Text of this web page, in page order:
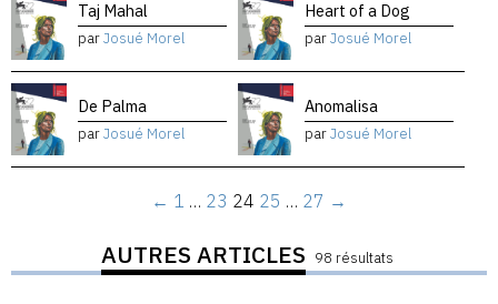
Taj Mahal
parJosué Morel
Heart of a Dog
parJosué Morel
De Palma
parJosué Morel
Anomalisa
parJosué Morel
← 1 … 23 24 25 … 27 →
AUTRES ARTICLES 98 résultats